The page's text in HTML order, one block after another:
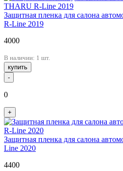
Защитная пленка для салона
R-Line 2019
4000
В наличии: 1 шт.
купить
-
0
+
Защитная пленка для салона
Line 2020
4400